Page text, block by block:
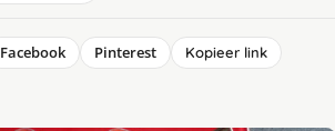
Facebook Pinterest
Kopieer link